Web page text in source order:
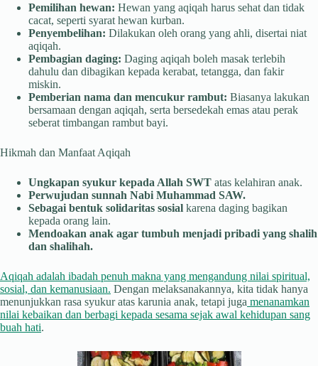
Pemilihan hewan: Hewan yang aqiqah harus sehat dan tidak
cacat, seperti syarat hewan kurban.
Penyembelihan: Dilakukan oleh orang yang ahli, disertai niat
aqiqah.
Pembagian daging: Daging aqiqah boleh masak terlebih
dahulu dan dibagikan kepada kerabat, tetangga, dan fakir
miskin.
Pemberian nama dan mencukur rambut: Biasanya lakukan
bersamaan dengan aqiqah, serta bersedekah emas atau perak
seberat timbangan rambut bayi.
Hikmah dan Manfaat Aqiqah
Ungkapan syukur kepada Allah SWT atas kelahiran anak.
Perwujudan sunnah Nabi Muhammad SAW.
Sebagai bentuk solidaritas sosial karena daging bagikan
kepada orang lain.
Mendoakan anak agar tumbuh menjadi pribadi yang shalih
dan shalihah.
Aqiqah adalah ibadah penuh makna yang mengandung nilai spiritual,
sosial, dan kemanusiaan. Dengan melaksanakannya, kita tidak hanya
menunjukkan rasa syukur atas karunia anak, tetapi juga menanamkan
nilai kebaikan dan berbagi kepada sesama sejak awal kehidupan sang
buah hati.